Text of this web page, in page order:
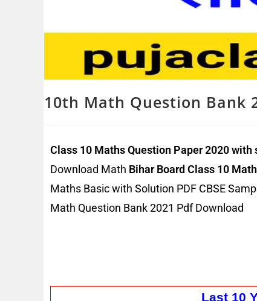
10th Math Question Bank
Class 10 Maths Question Paper 2020 with
Download Math Bihar Board Class 10
Maths Basic with Solution PDF CBSE
Math Question Bank 2021 Pdf Download
Last 10